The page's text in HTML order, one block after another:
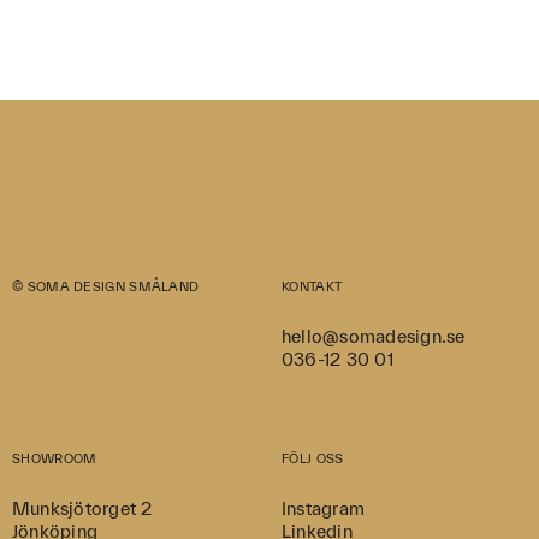
© SOMA DESIGN SMÅLAND KONTAKT
hello@somadesign.se
036-12 30 01
SHOWROOM
Munksjötorget 2
Jönköping
FÖLJ OSS
Instagram
Linkedin